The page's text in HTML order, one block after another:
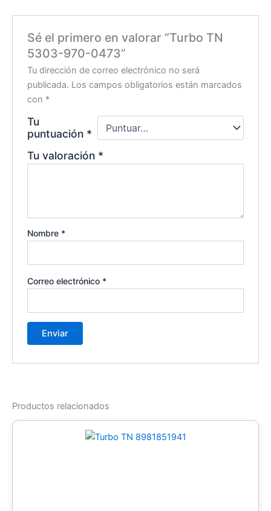
Sé el primero en valorar “Turbo TN
5303-970-0473”
Tu dirección de correo electrónico no será
publicada. Los campos obligatorios están marcados
con *
Tu
puntuación *
Tu valoración *
Nombre *
Correo electrónico *
Productos relacionados